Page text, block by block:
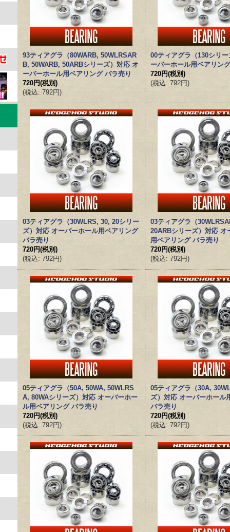
93ティアグラ（80WARB, 50WLRSAR
B, 50WARB, 50ARBシリーズ）対応 オ
ーバーホール用ベアリング バラ売り
720円(税別)
(税込: 792円)
00ティアグラ（130シリ
ーバーホール用ベアリン
720円(税別)
(税込: 792円)
03ティアグラ（30WLRS, 30, 20シリー
ズ）対応 オーバーホール用ベアリング
バラ売り
720円(税別)
(税込: 792円)
03ティアグラ（
20ARBシリーズ）対応 オ
用ベアリング バラ売り
720円(税別)
(税込: 792円)
05ティアグラ（50A, 50WA, 50WLRS
A, 80WAシリーズ）対応 オーバーホー
ル用ベアリング バラ売り
720円(税別)
(税込: 792円)
05ティアグラ（30A,
ズ）対応 オーバーホール
バラ売り
720円(税別)
(税込: 792円)